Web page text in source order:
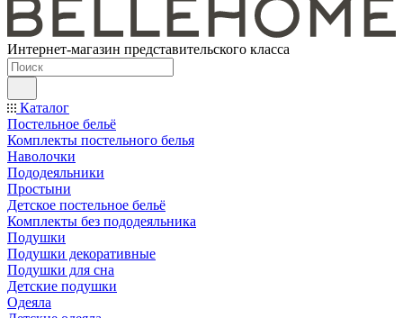
Интернет-магазин представительского класса
Каталог
Постельное бельё
Комплекты постельного белья
Наволочки
Пододеяльники
Простыни
Детское постельное бельё
Комплекты без пододеяльника
Подушки
Подушки декоративные
Подушки для сна
Детские подушки
Одеяла